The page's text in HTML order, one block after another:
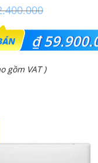
₫
gồm VAT )